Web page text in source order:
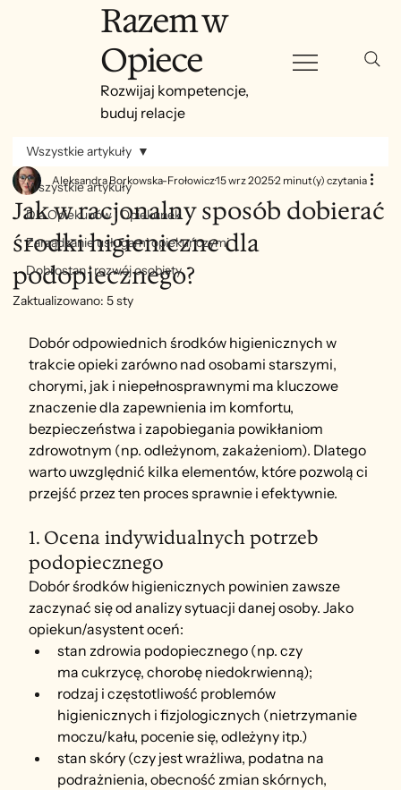
Razem w
Opiece
Rozwijaj kompetencje,
buduj relacje
Wszystkie artykuły
Dla Opiekunów i Opiekunek
Zarządzanie usługami opiekuńczymi
Dobrostan i rozwój osobisty
Wszystkie artykuły
Jak w racjonalny sposób dobierać
środki higieniczne dla
podopiecznego?
Aleksandra Borkowska-Frołowicz15 wrz 20252 minut(y) czytania
Zaktualizowano: 5 sty
Dobór odpowiednich środków higienicznych w
trakcie opieki zarówno nad osobami starszymi,
chorymi, jak i niepełnosprawnymi ma kluczowe
znaczenie dla zapewnienia im komfortu,
bezpieczeństwa i zapobiegania powikłaniom
zdrowotnym (np. odleżynom, zakażeniom). Dlatego
warto uwzględnić kilka elementów, które pozwolą ci
przejść przez ten proces sprawnie i efektywnie.
1. Ocena indywidualnych potrzeb
podopiecznego
Dobór środków higienicznych powinien zawsze
zaczynać się od analizy sytuacji danej osoby. Jako
opiekun/asystent oceń:
stan zdrowia podopiecznego (np. czy
ma cukrzycę, chorobę niedokrwienną);
rodzaj i częstotliwość problemów
higienicznych i fizjologicznych (nietrzymanie
moczu/kału, pocenie się, odleżyny itp.)
stan skóry (czy jest wrażliwa, podatna na
podrażnienia, obecność zmian skórnych,